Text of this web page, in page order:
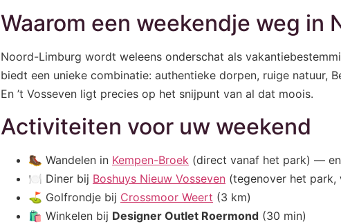
Waarom een weekendje weg in
Noord-Limburg wordt weleens onderschat als
biedt een unieke combinatie: authentieke dorpen, ruige natuur,
En ’t Vosseven ligt precies op het snijpunt van al dat moois.
Activiteiten voor uw weekend
🥾 Wandelen in Kempen-Broek (direct vanaf het park) —
🍽️ Diner bij Boshuys Nieuw Vosseven (tegenover het park,
⛳ Golfrondje bij Crossmoor Weert (3 km)
🛍️ Winkelen bij Designer Outlet Roermond (30 min)